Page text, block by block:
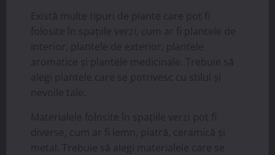
Există multe tipuri de plante care pot fi
folosite în spațiile verzi, cum ar fi plantele de
interior, plantele de exterior, plantele
aromatice și plantele medicinale. Trebuie să
alegi plantele care se potrivesc cu stilul și
nevoile tale.
Materialele folosite în spațiile verzi pot fi
diverse, cum ar fi lemn, piatră, ceramică și
metal. Trebuie să alegi materialele care se